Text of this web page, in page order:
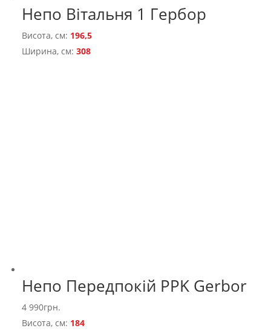
Непо Вітальня 1 Гербор
Висота, см: 196,5
Ширина, см:308
Непо Передпокій PPK Gerbor
4 990грн.
Висота, см: 184